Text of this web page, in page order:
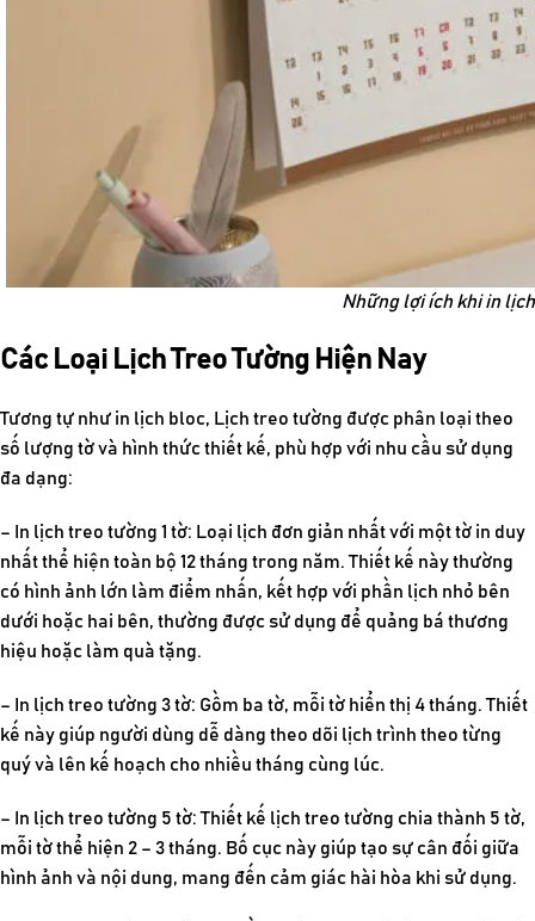
Những lợi ích khi in
Các Loại Lịch Treo Tường Hiện Nay
Tương tự như in lịch bloc, Lịch treo tường được phân loại theo
số lượng tờ và hình thức thiết kế, phù hợp với nhu cầu sử dụng
đa dạng:
– In lịch treo tường 1 tờ: Loại lịch đơn giản nhất với một tờ in duy
nhất thể hiện toàn bộ 12 tháng trong năm. Thiết kế này thường
có hình ảnh lớn làm điểm nhấn, kết hợp với phần lịch nhỏ bên
dưới hoặc hai bên, thường được sử dụng để quảng bá thương
hiệu hoặc làm quà tặng.
– In lịch treo tường 3 tờ: Gồm ba tờ, mỗi tờ hiển thị 4 tháng. Thiết
kế này giúp người dùng dễ dàng theo dõi lịch trình theo từng
quý và lên kế hoạch cho nhiều tháng cùng lúc.
– In lịch treo tường 5 tờ: Thiết kế lịch treo tường chia thành 5 tờ,
mỗi tờ thể hiện 2 – 3 tháng. Bố cục này giúp tạo sự cân đối giữa
hình ảnh và nội dung, mang đến cảm giác hài hòa khi sử dụng.